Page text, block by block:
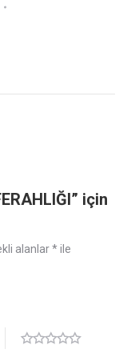
için
alanlar*ile